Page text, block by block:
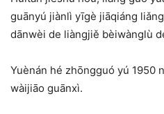
guānyú jiànlì yīgè jiāqiáng
dānwèi de liàngjiě bèiwànglù
Yuènán hé zhōngguó yú 1950
wàijiāo guānxì.